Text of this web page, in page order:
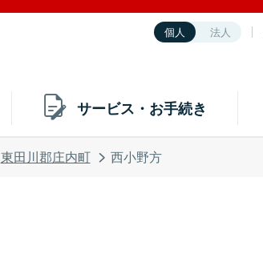
個人 法人
サービス・お手続き
東田川郡庄内町 西小野方